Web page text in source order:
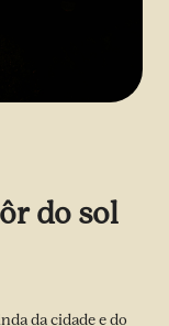
do sol
da cidade e do